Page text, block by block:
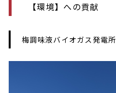
【環境】への貢献
梅調味液バイオガス発電所